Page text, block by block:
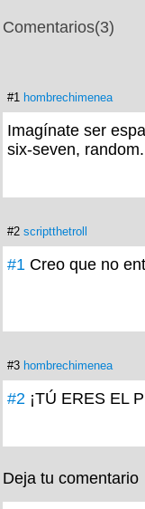
Comentarios(3)
#1 hombrechimenea
Imagínate ser
six-seven,
#2 scriptthetroll
#1 Creo que no
#3 hombrechimenea
#2 ¡TÚ ERES EL
Deja tu comentario